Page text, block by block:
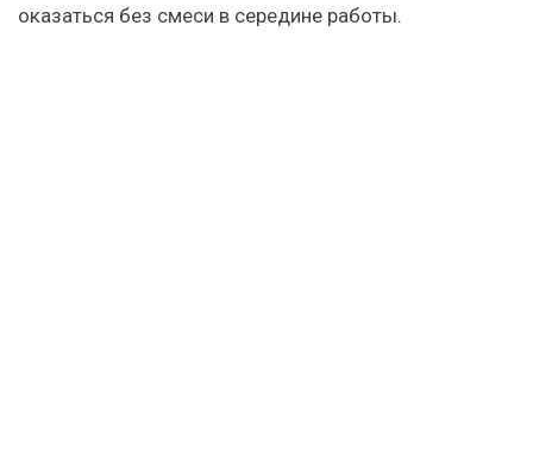
оказаться без смеси в середине работы.